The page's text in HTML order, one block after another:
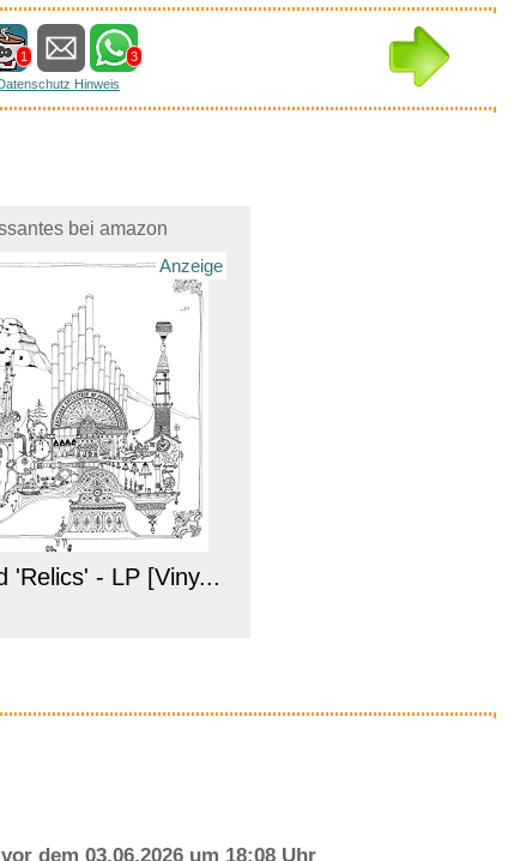
1
3
Hinweis
bei amazon
Anzeige
'Relics' - LP [Viny...
vor dem 03.06.2026 um 18:08 Uhr